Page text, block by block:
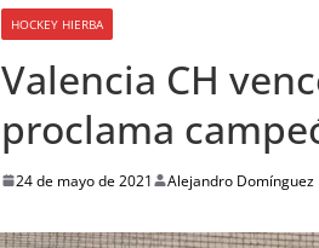
HOCKEY HIERBA
Valencia CH
proclama
24 de mayo de 2021 Alejandro Domínguez